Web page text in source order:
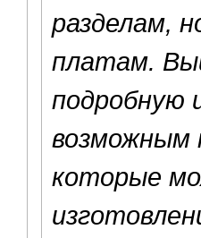
разделам,
платам.
подробную
возможным
которые